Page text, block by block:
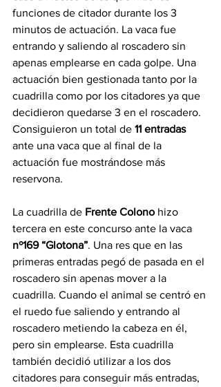
funciones de citador durante los 3
minutos de actuación. La vaca fue
entrando y saliendo al roscadero sin
apenas emplearse en cada golpe. Una
actuación bien gestionada tanto por la
cuadrilla como por los citadores ya que
decidieron quedarse 3 en el roscadero.
Consiguieron un total de 11 entradas
ante una vaca que al final de la
actuación fue mostrándose más
reservona.
La cuadrilla de Frente Colono hizo
tercera en este concurso ante la vaca
nº169 “Glotona”. Una res que en las
primeras entradas pegó de pasada en el
roscadero sin apenas mover a la
cuadrilla. Cuando el animal se centró en
el ruedo fue saliendo y entrando al
roscadero metiendo la cabeza en él,
pero sin emplearse. Esta cuadrilla
también decidió utilizar a los dos
citadores para conseguir más entradas,